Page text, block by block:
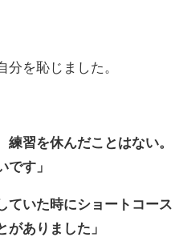
分を恥じました。
練習を休んだことはない。
です」
ていた時にショートコース
がありました」